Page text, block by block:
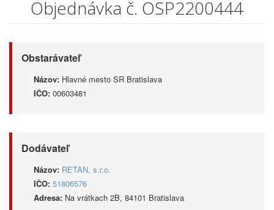
Objednávka č. OSP2200444
Obstarávateľ
Názov: Hlavné mesto SR Bratislava
IČO: 00603481
Dodávateľ
Názov: RETAN, s.r.o.
IČO: 51806576
Adresa: Na vrátkach 2B, 84101 Bratislava